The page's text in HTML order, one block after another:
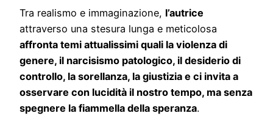
Tra realismo e immaginazione, l’autrice
attraverso una stesura lunga e meticolosa
affronta temi attualissimi quali la violenza di
genere, il narcisismo patologico, il desiderio di
controllo, la sorellanza, la giustizia e ci invita a
osservare con lucidità il nostro tempo, ma senza
spegnere la fiammella della speranza.